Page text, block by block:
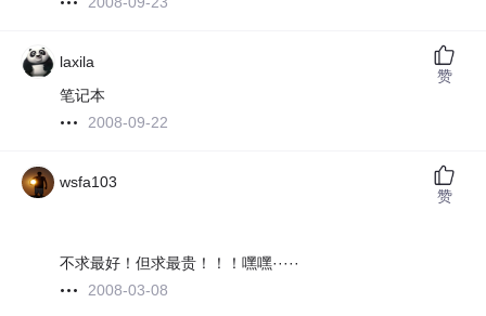
laxila
笔记本
2008-09-22
赞
wsfa103
不求最好！但求最贵！！！嘿嘿·····
2008-03-08
赞